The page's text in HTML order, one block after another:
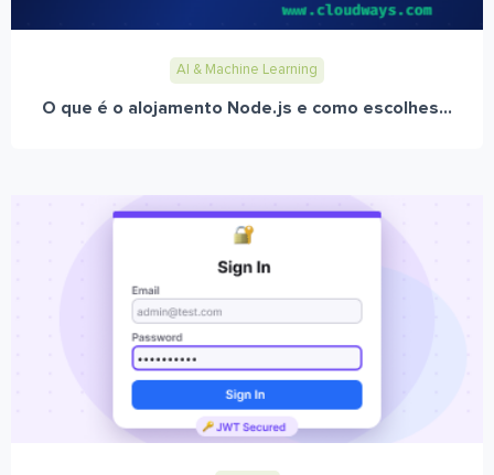
AI & Machine Learning
O que é o alojamento Node.js e como escolhes...